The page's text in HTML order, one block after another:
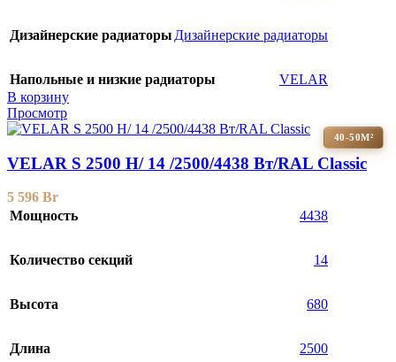
Дизайнерские радиаторы Дизайнерские радиаторы
Напольные и низкие радиаторы
VELAR
В корзину
Просмотр
40-50М²
VELAR S 2500 H/ 14 /2500/4438 Вт/RAL Classic
5 596 Br
Мощность
4438
Количество секций 14
Высота 680
Длина 2500